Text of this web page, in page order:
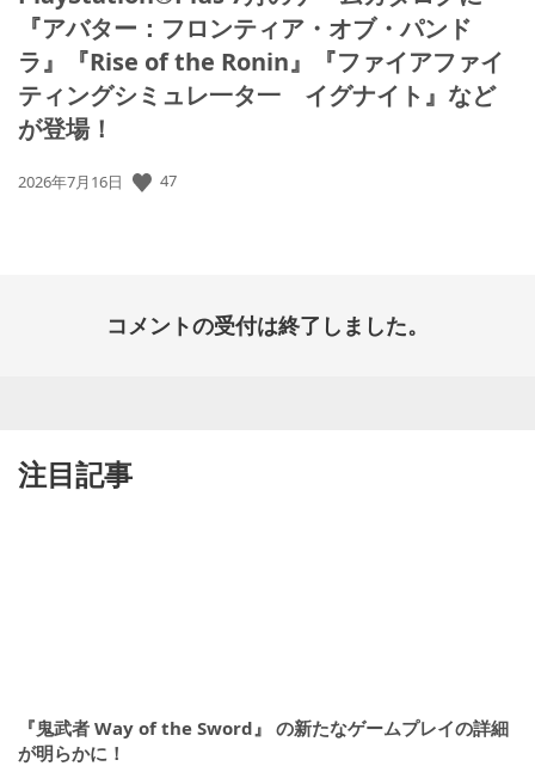
『アバター：フロンティア・オブ・パンド
ラ』『Rise of the Ronin』『ファイアファイ
ティングシミュレ一タ一 イグナイト』など
が登場！
公
2026年7月16日 47
コメントの受付は終了しました。
注目記事
『鬼武者 Way of the Sword』 の新たなゲームプレイの詳細
が明らかに！